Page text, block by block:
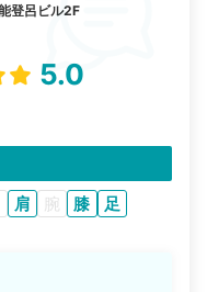
登呂ビル2F
5.0
肩 腕 膝 足